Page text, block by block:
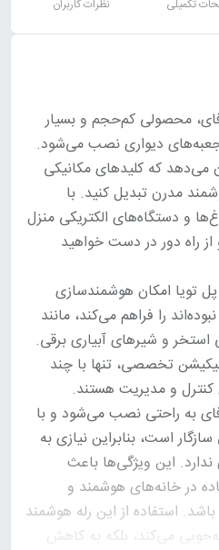
تکمیلی نظرات کاربران
محصولی کم‌حجم و بسیار
دیواری نصب می‌شود.
می‌دهد که کلیدهای مکانیکی
مدرن تبدیل کنید. با
و دستگاه‌های الکتریکی منزل
راه دور در دست خواهید
تویا امکان هوشمندسازی
را فراهم می‌کند، مانند
و شیرهای آبیاری برقی.
تخصصی، تنها با چند
و مدیریت هستند.
به راحتی نصب می‌شود و با
است، بنابراین نیازی به
این ویژگی‌ها باعث
در خانه‌های هوشمند و
استفاده از این رله هوشمند
می‌کند، بلکه به کاهش